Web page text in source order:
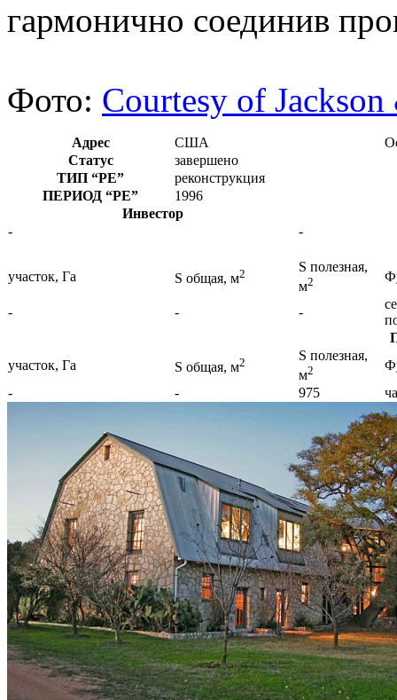
гармонично соединив
Фото: Courtesy of
Адрес США
Статус
завершено
ТИП “РЕ”
реконструкция
ПЕРИОД “РЕ”
1996
Инвестор
-
-
участок, Га S общая, м2
S полезная,
м2
- - -
участок, Га
S общая, м2
S полезная,
м2
-
- 975